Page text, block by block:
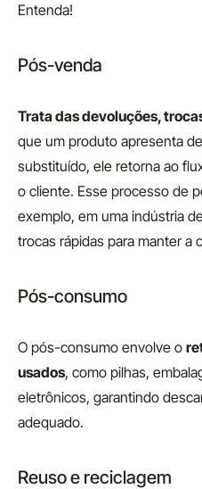
Entenda!
Pós-venda
Trata das devoluções,
que um produto apresenta
substituído, ele retorna ao
o cliente. Esse processo de
exemplo, em uma indústria
trocas rápidas para manter a
Pós-consumo
O pós-consumo envolve o
usados, como pilhas,
eletrônicos, garantindo
adequado.
Reuso e reciclagem